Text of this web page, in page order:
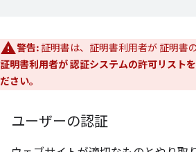
警告: 証明書は、証明書利用者が 証明書の
証明書利用者が 認証システムの許可リスト
ださい。
ユーザーの認証